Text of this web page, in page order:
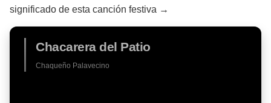
significado de esta canción festiva →
Chacarera del Patio
Chaqueño Palavecino